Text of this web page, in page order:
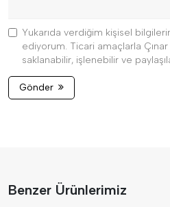
Yukarıda verdiğim kişisel
ediyorum. Ticari amaçlarla
saklanabilir, işlenebilir ve
Gönder
Benzer Ürünlerimiz